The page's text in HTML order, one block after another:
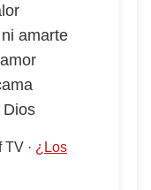
amarte
Dios
TV · ¿Los